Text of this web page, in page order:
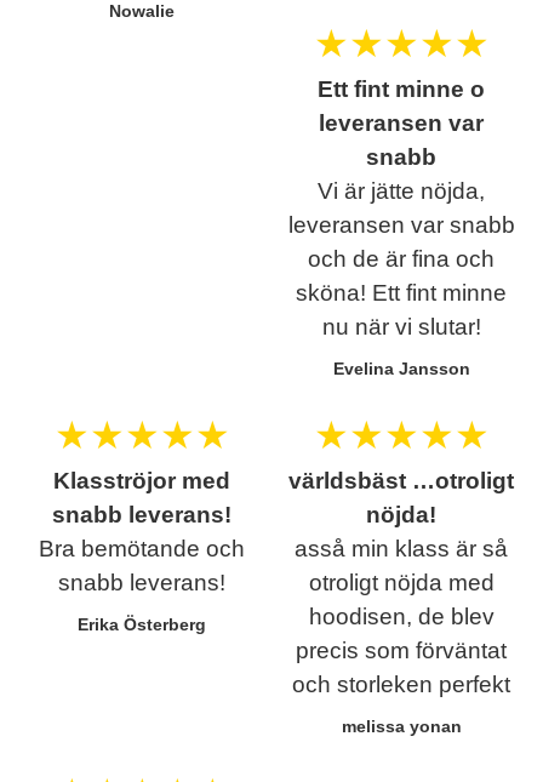
Nowalie
★★★★★
Ett fint minne o
leveransen var
snabb
Vi är jätte nöjda,
leveransen var snabb
och de är fina och
sköna! Ett fint minne
nu när vi slutar!
Evelina Jansson
★★★★★
Klasströjor med
snabb leverans!
Bra bemötande och
snabb leverans!
Erika Österberg
★★★★★
världsbäst …otroligt
nöjda!
asså min klass är så
otroligt nöjda med
hoodisen, de blev
precis som förväntat
och storleken perfekt
melissa yonan